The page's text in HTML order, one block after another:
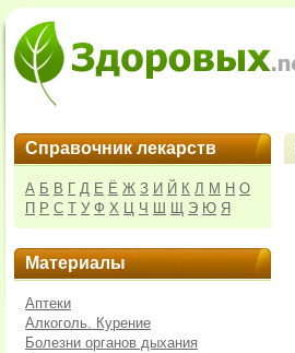
Справочник лекарств
А Б В Г Д Е Ё Ж З И Й К Л М Н О
П Р С Т У Ф Х Ц Ч Ш Щ Э Ю Я
Материалы
Аптеки
Алкоголь. Курение
Болезни органов дыхания